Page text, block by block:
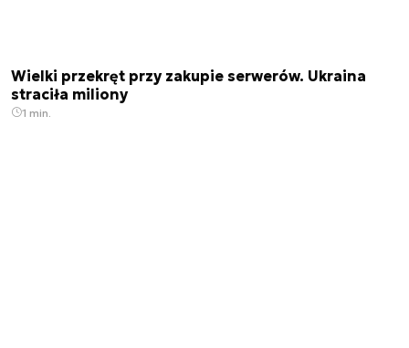
Wielki przekręt przy zakupie serwerów. Ukraina
straciła miliony
1 min.